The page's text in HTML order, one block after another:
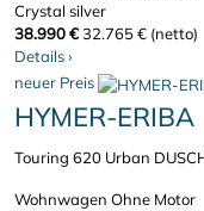
Crystal silver
38.990 €32.765 € (netto)
Details›
neuer Preis
HYMER-ERIBA
Touring 620 Urban
Wohnwagen Ohne Motor